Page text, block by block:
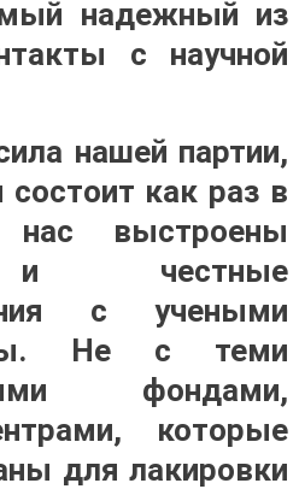
надежный из
с научной
нашей партии,
как раз в
выстроены
и честные
с учеными
Не с теми
фондами,
которые
для лакировки